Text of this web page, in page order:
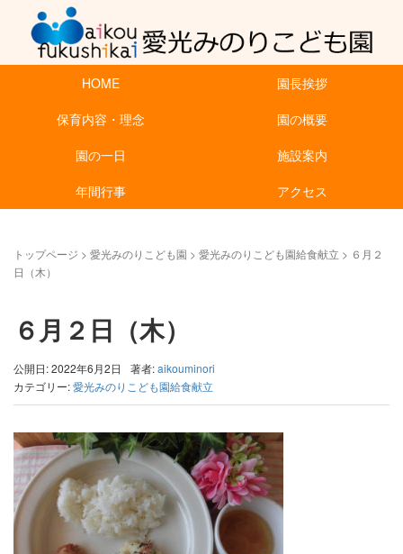
HOME
園長挨拶
保育内容・理念
園の概要
園の一日
施設案内
年間行事
アクセス
トップページ > 愛光みのりこども園 > 愛光みのりこども園給食献立 > ６月２
日（木）
６月２日（木）
公開日: 2022年6月2日 著者:aikouminori
カテゴリー:愛光みのりこども園給食献立